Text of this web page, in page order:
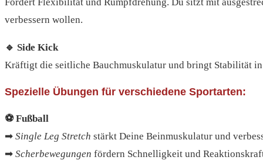
Fördert Flexibilität und Rumpfdrehung. Du sitzt mit
verbessern wollen.
🔹 Side Kick
Kräftigt die seitliche Bauchmuskulatur und bringt Stabilität
Spezielle Übungen für verschiedene Sportarten:
⚽ Fußball
➡ Single Leg Stretch stärkt Deine Beinmuskulatur und
➡ Scherbewegungen fördern Schnelligkeit und